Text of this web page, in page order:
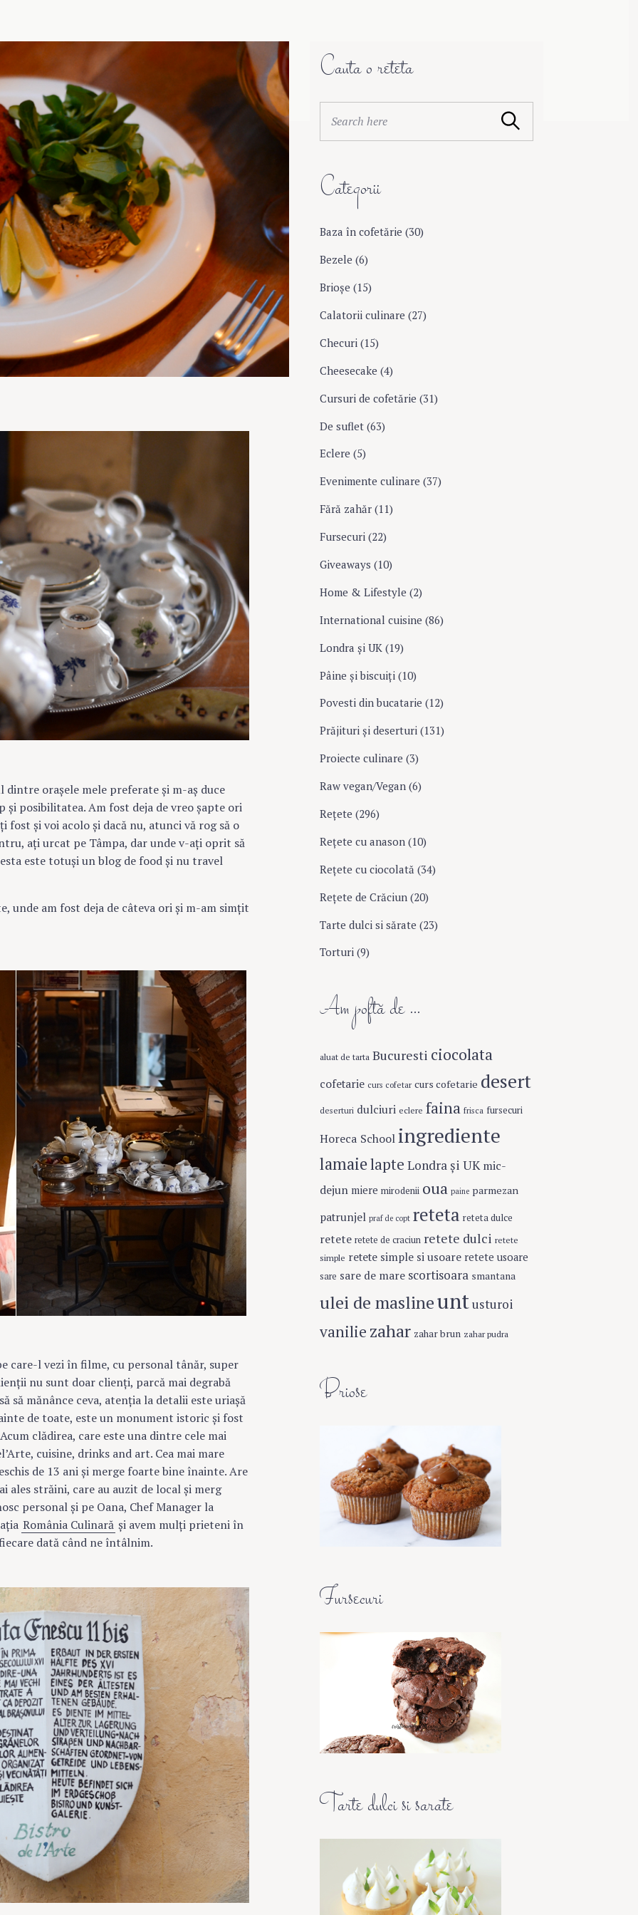
dintre oraşele mele preferate şi m-aş duce
şi posibilitatea. Am fost deja de vreo şapte ori
fost şi voi acolo şi dacă nu, atunci vă rog să o
aţi urcat pe Tâmpa, dar unde v-aţi oprit să
este totuşi un blog de food şi nu travel
unde am fost deja de câteva ori şi m-am simţit
care-l vezi în filme, cu personal tânăr, super
nu sunt doar clienţi, parcă mai degrabă
să mănânce ceva, atenţia la detalii este uriaşă
de toate, este un monument istoric şi fost
clădirea, care este una dintre cele mai
cuisine, drinks and art. Cea mai mare
de 13 ani şi merge foarte bine înainte. Are
străini, care au auzit de local şi merg
personal şi pe Oana, Chef Manager la
România Culinară şi avem mulţi prieteni în
dată când ne întâlnim.
Cauta o reteta
a
c
h
o
:
Search
Categorii
Baza în cofetărie (30)
Bezele (6)
Brioşe (15)
Calatorii culinare (27)
Checuri (15)
Cheesecake (4)
Cursuri de cofetărie (31)
De suflet (63)
Eclere (5)
Evenimente culinare (37)
Fără zahăr (11)
Fursecuri (22)
Giveaways (10)
Home & Lifestyle (2)
International cuisine (86)
Londra şi UK (19)
Pâine şi biscuiţi (10)
Povesti din bucatarie (12)
Prăjituri şi deserturi (131)
Proiecte culinare (3)
Raw vegan/Vegan (6)
Rețete (296)
Reţete cu anason (10)
Reţete cu ciocolată (34)
Reţete de Crăciun (20)
Tarte dulci si sărate (23)
Torturi (9)
Am poftă de …
aluat de tarta Bucuresti ciocolata
cofetarie curs cofetar curs cofetarie desert
deserturi dulciuri eclere faina frisca fursecuri
Horeca Schoolingrediente
lamaielapte Londra şi UK mic-
dejun miere mirodenii oua paine parmezan
patrunjel praf de copt reteta reteta dulce
retete retete de craciun retete dulci retete
simple retete simple si usoare retete usoare
sare sare de mare scortisoara smantana
ulei de maslineuntusturoi
vanilie zahar zahar brun zahar pudra
Briose
Fursecuri
Tarte dulci si sarate